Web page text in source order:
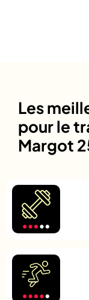
Les
pour le
Margot